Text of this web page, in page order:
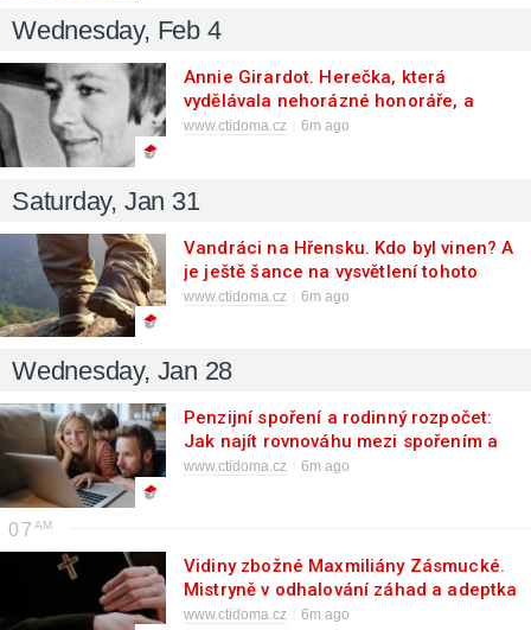
Wednesday, Feb 4
Annie Girardot. Herečka, která
vydělávala nehorázné honoráře, a
přitom ze sebe nedělala žádnou
www.ctidoma.cz 6m ago
Saturday, Jan 31
Vandráci na Hřensku. Kdo byl vinen? A
je ještě šance na vysvětlení tohoto
případu?
www.ctidoma.cz 6m ago
Wednesday, Jan 28
Penzijní spoření a rodinný rozpočet:
Jak najít rovnováhu mezi spořením a
běžnými výdaji?
www.ctidoma.cz 6m ago
07
Vidiny zbožné Maxmiliány Zásmucké.
Mistryně v odhalování záhad a adeptka
na blahořečení
www.ctidoma.cz 6m ago